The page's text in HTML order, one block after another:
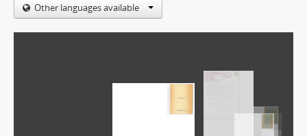
Other languages available